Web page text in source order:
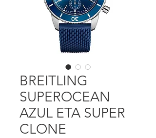
BREITLING
SUPEROCEAN
AZUL ETA SUPER
CLONE